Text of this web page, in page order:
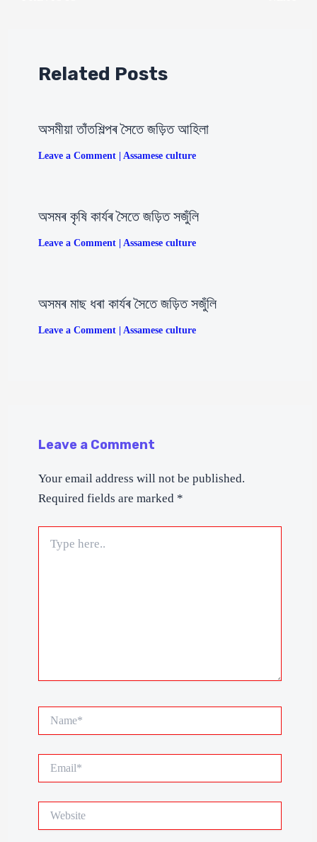
Related Posts
অসমীয়া তাঁতশিল্পৰ সৈতে জড়িত আহিলা
Leave a Comment Assamese culture
অসমৰ কৃষি কাৰ্যৰ সৈতে জড়িত সজুঁলি
Leave a Comment Assamese culture
অসমৰ মাছ ধৰা কাৰ্যৰ সৈতে জড়িত সজুঁলি
Leave a Comment Assamese culture
Leave a Comment
Your email address will not be published.
Required fields are marked *
here..